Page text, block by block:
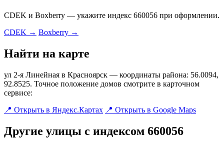
CDEK и Boxberry — укажите индекс 660056 при оформлении.
CDEK → Boxberry →
Найти на карте
ул 2-я Линейная в Красноярск — координаты района: 56.0094,
92.8525. Точное положение домов смотрите в карточном
сервисе:
📍 Открыть в Яндекс.Картах 📍 Открыть в Google Maps
Другие улицы с индексом 660056